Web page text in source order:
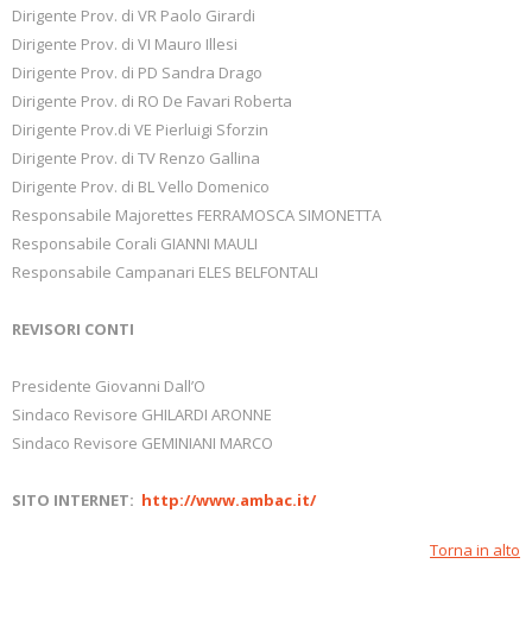
Dirigente Prov. di VR Paolo Girardi
Dirigente Prov. di VI Mauro Illesi
Dirigente Prov. di PD Sandra Drago
Dirigente Prov. di RO De Favari Roberta
Dirigente Prov.di VE Pierluigi Sforzin
Dirigente Prov. di TV Renzo Gallina
Dirigente Prov. di BL Vello Domenico
Responsabile Majorettes FERRAMOSCA SIMONETTA
Responsabile Corali GIANNI MAULI
Responsabile Campanari ELES BELFONTALI
REVISORI CONTI
Presidente Giovanni Dall’O
Sindaco Revisore GHILARDI ARONNE
Sindaco Revisore GEMINIANI MARCO
SITO INTERNET: http://www.ambac.it/
Torna in alto